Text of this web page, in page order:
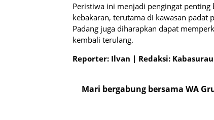
Peristiwa ini menjadi pengingat penting
kebakaran, terutama di kawasan padat
Padang juga diharapkan dapat
kembali terulang.
Reporter: Ilvan | Redaksi:
Mari bergabung bersama WA